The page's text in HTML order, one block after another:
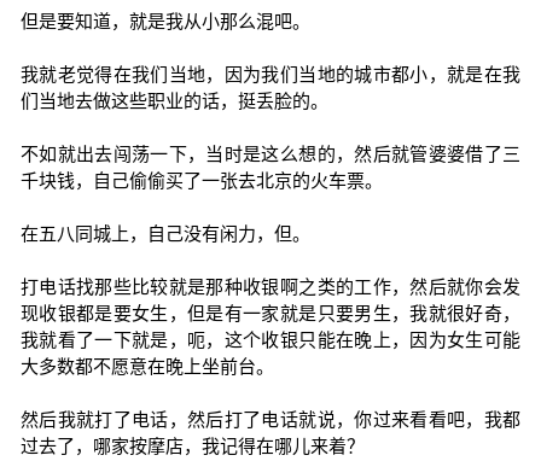
但是要知道，就是我从小那么混吧。
我就老觉得在我们当地，因为我们当地的城市都小，就是在我
们当地去做这些职业的话，挺丢脸的。
不如就出去闯荡一下，当时是这么想的，然后就管婆婆借了三
千块钱，自己偷偷买了一张去北京的火车票。
在五八同城上，自己没有闲力，但。
打电话找那些比较就是那种收银啊之类的工作，然后就你会发
现收银都是要女生，但是有一家就是只要男生，我就很好奇，
我就看了一下就是，呃，这个收银只能在晚上，因为女生可能
大多数都不愿意在晚上坐前台。
然后我就打了电话，然后打了电话就说，你过来看看吧，我都
过去了，哪家按摩店，我记得在哪儿来着？